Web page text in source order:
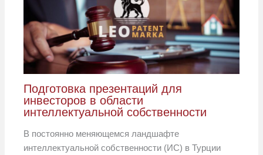
Подготовка презентаций для
инвесторов в области
интеллектуальной собственности
В постоянно меняющемся ландшафте
интеллектуальной собственности (ИС) в Турции